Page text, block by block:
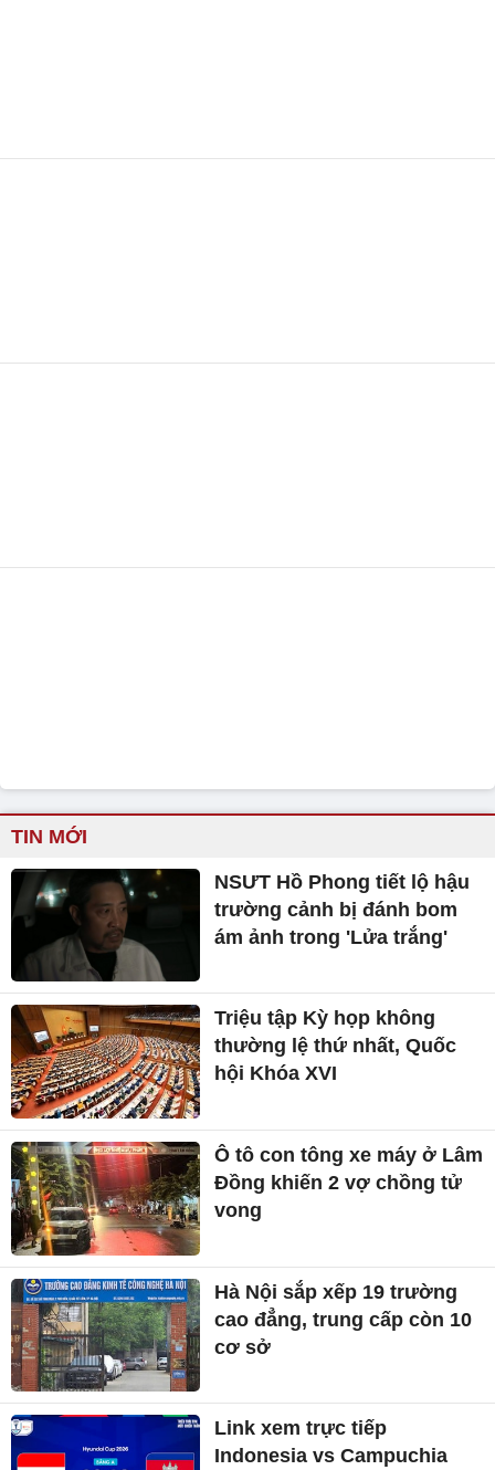
TIN MỚI
NSƯT Hồ Phong tiết lộ hậu
trường cảnh bị đánh bom
ám ảnh trong 'Lửa trắng'
Triệu tập Kỳ họp không
thường lệ thứ nhất, Quốc
hội Khóa XVI
Ô tô con tông xe máy ở Lâm
Đồng khiến 2 vợ chồng tử
vong
Hà Nội sắp xếp 19 trường
cao đẳng, trung cấp còn 10
cơ sở
Link xem trực tiếp
Indonesia vs Campuchia